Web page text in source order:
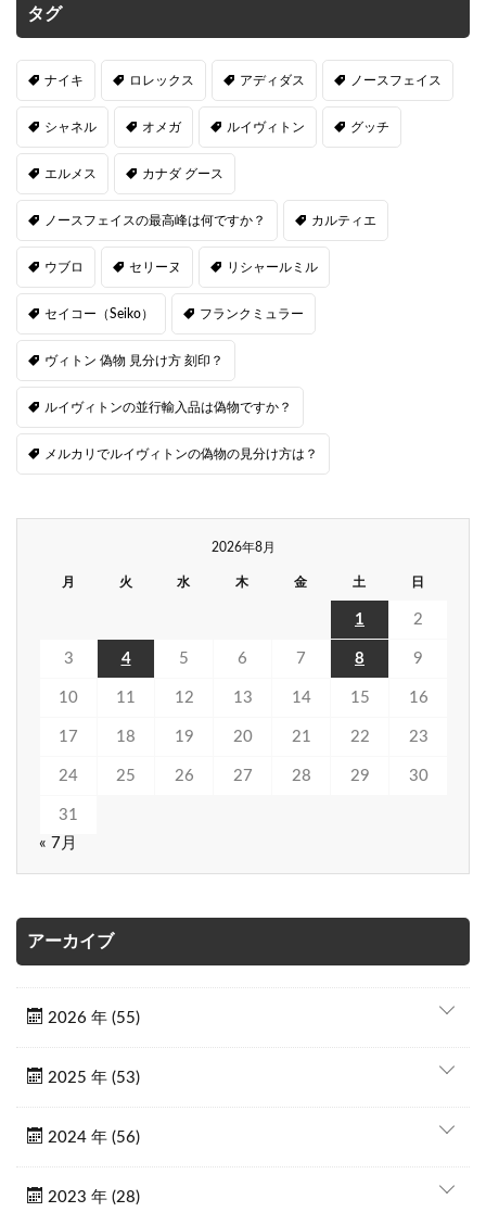
タグ
ナイキ ロレックス アディダス ノースフェイス
シャネル オメガ ルイヴィトン グッチ
エルメス カナダ グース
ノースフェイスの最高峰は何ですか？ カルティエ
ウブロ セリーヌ リシャールミル
セイコー（Seiko） フランクミュラー
ヴィトン 偽物 見分け方 刻印？
ルイヴィトンの並行輸入品は偽物ですか？
メルカリでルイヴィトンの偽物の見分け方は？
2026年8月
月 火 水 木 金 土 日
1 2
3 4 5 6 7 8 9
10 11 12 13 14 15 16
17 18 19 20 21 22 23
24 25 26 27 28 29 30
31
« 7月
アーカイブ
2026 年 (55)
2025 年 (53)
2024 年 (56)
2023 年 (28)